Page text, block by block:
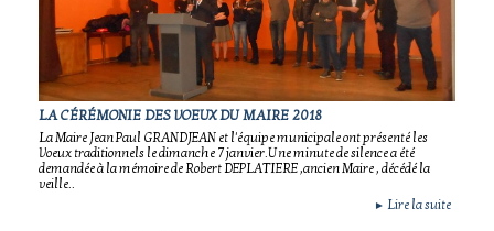
LA CÉRÉMONIE DES VOEUX DU MAIRE 2018
La Maire Jean Paul GRANDJEAN et l'équipe municipale ont présenté les
Voeux traditionnels le dimanche 7 janvier.Une minute de silence a été
demandée à la mémoire de Robert DEPLATIERE ,ancien Maire , décédé la
veille..
► Lire la suite